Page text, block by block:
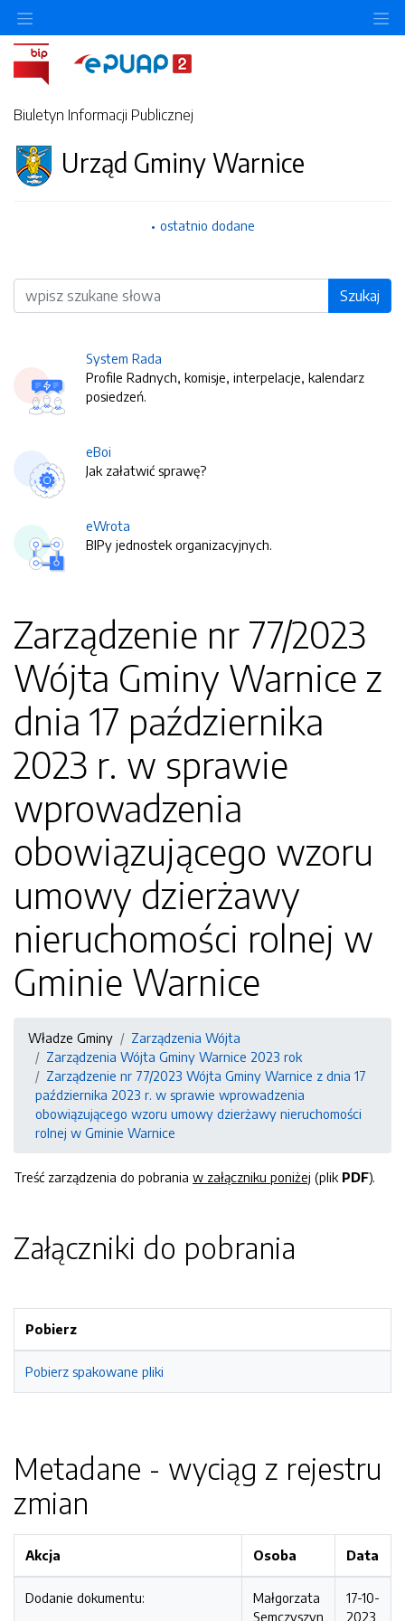
Biuletyn Informacji Publicznej
Urząd Gminy Warnice
ostatnio dodane
Wyszukiwarka Szukaj
System Rada
Profile Radnych, komisje, interpelacje, kalendarz
posiedzeń.
eBoi
Jak załatwić sprawę?
eWrota
BIPy jednostek organizacyjnych.
Zarządzenie nr 77/2023
Wójta Gminy Warnice z
dnia 17 października
2023 r. w sprawie
wprowadzenia
obowiązującego wzoru
umowy dzierżawy
nieruchomości rolnej w
Gminie Warnice
Władze Gminy
Zarządzenia Wójta
Zarządzenia Wójta Gminy Warnice 2023 rok
Zarządzenie nr 77/2023 Wójta Gminy Warnice z dnia 17
października 2023 r. w sprawie wprowadzenia
obowiązującego wzoru umowy dzierżawy nieruchomości
rolnej w Gminie Warnice
Treść zarządzenia do pobrania w załączniku poniżej (plik PDF).
Załączniki do pobrania
Pobierz
Pobierz spakowane pliki
Metadane - wyciąg z rejestru
zmian
Akcja Osoba Data
Dodanie dokumentu:
Małgorzata
Semczyszyn
17-10-
2023